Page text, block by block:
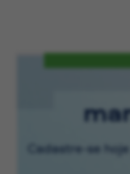
Cadastre-se